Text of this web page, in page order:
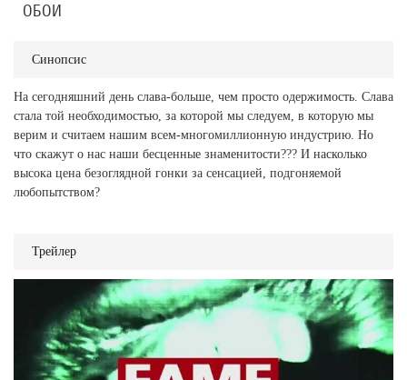
Синопсис
На сегодняшний день слава-больше, чем просто одержимость. Слава
стала той необходимостью, за которой мы следуем, в которую мы
верим и считаем нашим всем-многомиллионную индустрию. Но
что скажут о нас наши бесценные знаменитости??? И насколько
высока цена безоглядной гонки за сенсацией, подгоняемой
любопытством?
Трейлер
ОБОИ